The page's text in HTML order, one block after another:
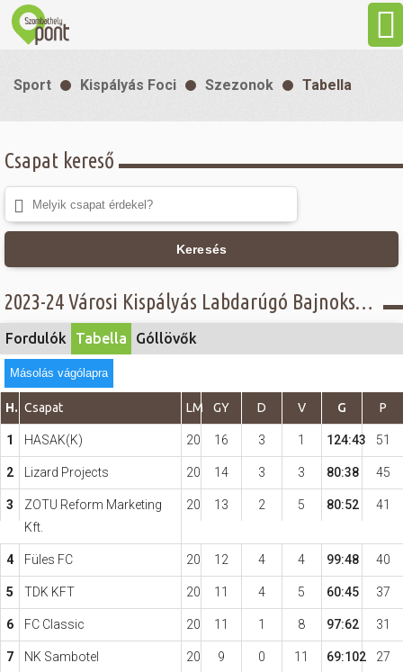
Látnivalók
Gasztronómia
Sport
Szabadidő
Hasznos
Sport Kispályás Foci Szezonok Tabella
Csapat kereső
Keresés
2023-24 Városi Kispályás Labdarúgó Bajnokság - Tabella - IV. osztály
Fordulók Tabella Góllövők
Másolás vágólapra
H. Csapat LM GY D V G P
1 HASAK(K) 20 16 3 1 124:43 51
2 Lizard Projects 20 14 3 3 80:38 45
3
ZOTU Reform Marketing
Kft.
20 13 2 5 80:52 41
4 Füles FC 20 12 4 4 99:48 40
5 TDK KFT 20 11 4 5 60:45 37
6 FC Classic 20 11 1 8 97:62 31
7 NK Sambotel 20 9 0 11 69:102 27